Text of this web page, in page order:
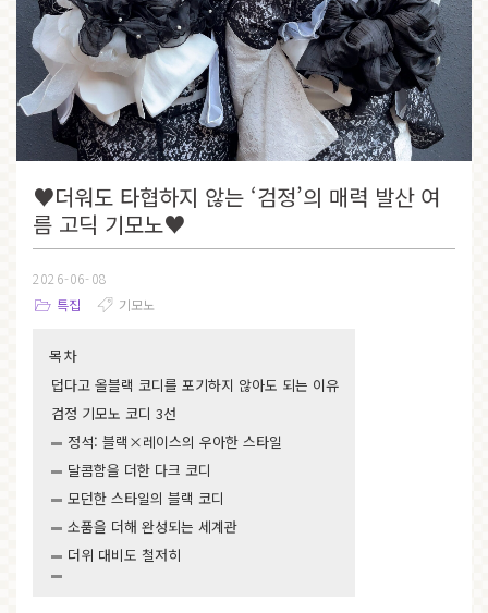
♥더워도 타협하지 않는 ‘검정’의 매력 발산 여
름 고딕 기모노♥
2026-06-08
특집
기모노
목차
덥다고 올블랙 코디를 포기하지 않아도 되는 이유
검정 기모노 코디 3선
정석: 블랙×레이스의 우아한 스타일
달콤함을 더한 다크 코디
모던한 스타일의 블랙 코디
소품을 더해 완성되는 세계관
더위 대비도 철저히